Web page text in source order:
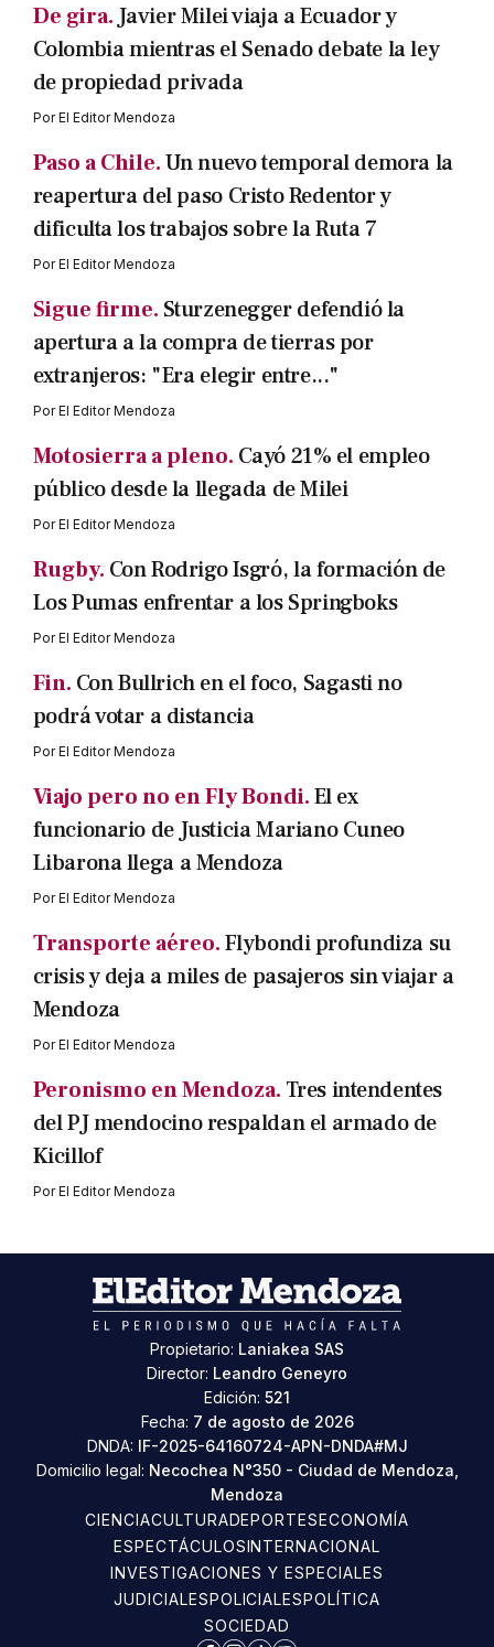
De gira. Javier Milei viaja a Ecuador y
Colombia mientras el Senado debate la ley
de propiedad privada
PorEl Editor Mendoza
Paso a Chile.Un nuevo temporal demora la
reapertura del paso Cristo Redentor y
dificulta los trabajos sobre la Ruta 7
PorEl Editor Mendoza
Sigue firme. Sturzenegger defendió la
apertura a la compra de tierras por
extranjeros: "Era elegir entre..."
PorEl Editor Mendoza
Motosierra a pleno. Cayó 21% el empleo
público desde la llegada de Milei
PorEl Editor Mendoza
Rugby. Con Rodrigo Isgró, la formación de
Los Pumas enfrentar a los Springboks
PorEl Editor Mendoza
Fin. Con Bullrich en el foco, Sagasti no
podrá votar a distancia
PorEl Editor Mendoza
Viajo pero no en Fly Bondi.El ex
funcionario de Justicia Mariano Cuneo
Libarona llega a Mendoza
PorEl Editor Mendoza
Transporte aéreo.Flybondi profundiza su
crisis y deja a miles de pasajeros sin viajar a
Mendoza
PorEl Editor Mendoza
Peronismo en Mendoza. Tres intendentes
del PJ mendocino respaldan el armado de
Kicillof
PorEl Editor Mendoza
Propietario: Laniakea SAS
Director: Leandro Geneyro
Edición: 521
Fecha: 7 de agosto de 2026
DNDA: IF-2025-64160724-APN-DNDA#MJ
Domicilio legal: Necochea N°350 - Ciudad de Mendoza,
Mendoza
CIENCIACULTURADEPORTESECONOMÍA
ESPECTÁCULOSINTERNACIONAL
INVESTIGACIONES Y ESPECIALES
JUDICIALESPOLICIALESPOLÍTICA
SOCIEDAD